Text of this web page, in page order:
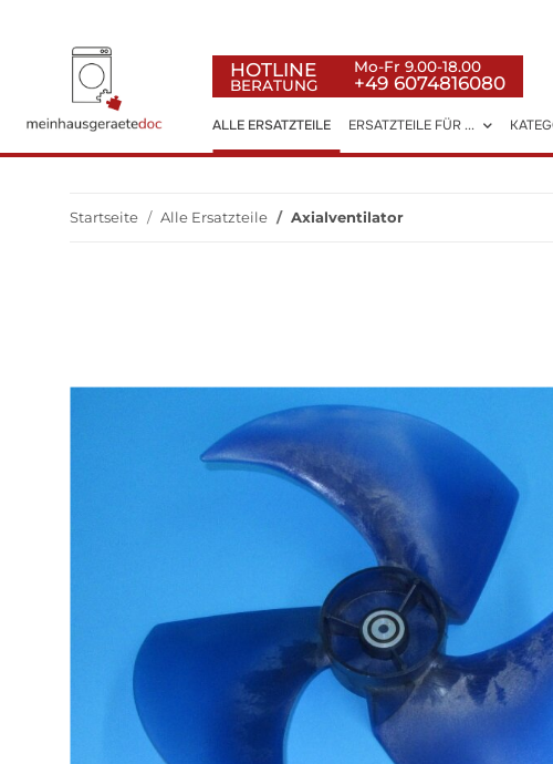
HOTLINE
BERATUNG
Mo-Fr 9.00-18.00
+49 6074816080
ALLE ERSATZTEILE ERSATZTEILE FÜR ...
Startseite Alle Ersatzteile Axialventilator